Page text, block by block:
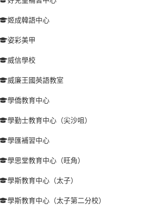
姬成韓語中心
姿彩美甲
威信學校
威廉王國英語教室
學僑教育中心
學勤士教育中心（尖沙咀）
學匯補習中心
學思堂教育中心（旺角）
學斯教育中心（太子）
學斯教育中心（太子第二分校）